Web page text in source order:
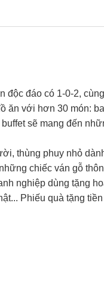
đáo có 1-0-2,
với hơn 30 món:
sẽ mang đến
thùng phuy nhỏ
chiếc ván gỗ
nghiệp dùng tặng
Phiếu quà tặng